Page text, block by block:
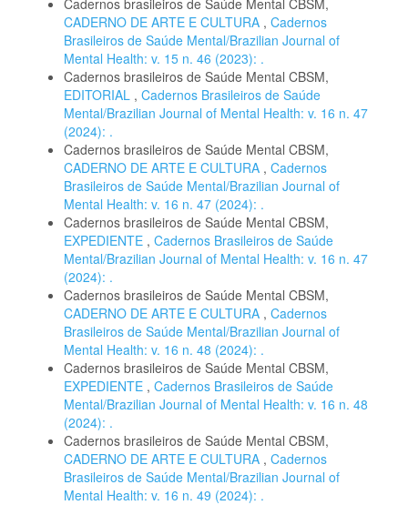
Cadernos brasileiros de Saúde Mental CBSM,
CADERNO DE ARTE E CULTURA , Cadernos
Brasileiros de Saúde Mental/Brazilian Journal of
Mental Health: v. 15 n. 46 (2023): .
Cadernos brasileiros de Saúde Mental CBSM,
EDITORIAL , Cadernos Brasileiros de Saúde
Mental/Brazilian Journal of Mental Health: v. 16 n. 47
(2024): .
Cadernos brasileiros de Saúde Mental CBSM,
CADERNO DE ARTE E CULTURA , Cadernos
Brasileiros de Saúde Mental/Brazilian Journal of
Mental Health: v. 16 n. 47 (2024): .
Cadernos brasileiros de Saúde Mental CBSM,
EXPEDIENTE , Cadernos Brasileiros de Saúde
Mental/Brazilian Journal of Mental Health: v. 16 n. 47
(2024): .
Cadernos brasileiros de Saúde Mental CBSM,
CADERNO DE ARTE E CULTURA , Cadernos
Brasileiros de Saúde Mental/Brazilian Journal of
Mental Health: v. 16 n. 48 (2024): .
Cadernos brasileiros de Saúde Mental CBSM,
EXPEDIENTE , Cadernos Brasileiros de Saúde
Mental/Brazilian Journal of Mental Health: v. 16 n. 48
(2024): .
Cadernos brasileiros de Saúde Mental CBSM,
CADERNO DE ARTE E CULTURA , Cadernos
Brasileiros de Saúde Mental/Brazilian Journal of
Mental Health: v. 16 n. 49 (2024): .